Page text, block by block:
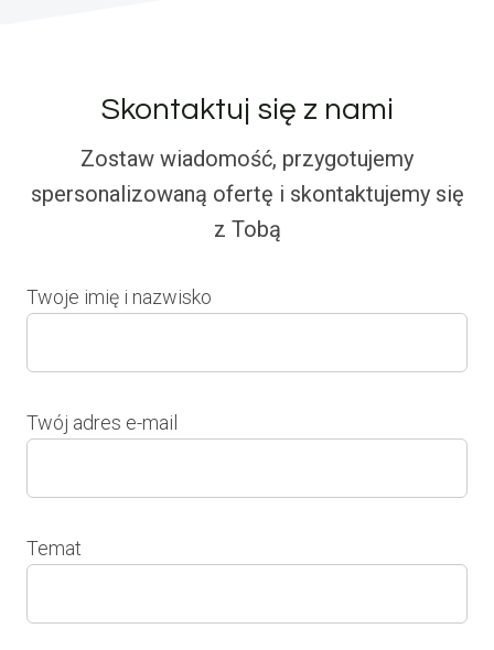
Skontaktuj się z nami
Zostaw wiadomość, przygotujemy
spersonalizowaną ofertę i skontaktujemy się
z Tobą
Twoje imię i nazwisko
Twój adres e-mail
Temat